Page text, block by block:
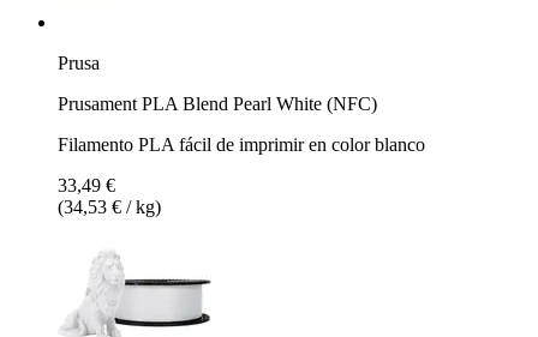
Prusa
Prusament PLA Blend Pearl White (NFC)
Filamento PLA fácil de imprimir en color blanco
33,49 €
(34,53 € / kg)